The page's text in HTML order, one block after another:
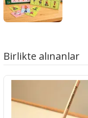
Birlikte alınanlar